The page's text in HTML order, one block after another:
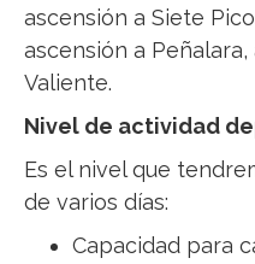
ascensión a Siete
ascensión a
Valiente.
Nivel de actividad
Es el nivel que
de varios días:
Capacidad para